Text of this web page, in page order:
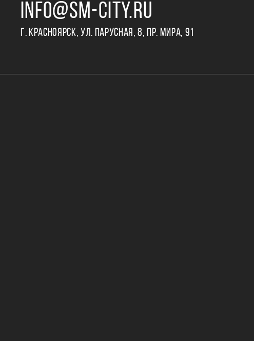
INFO@SM-CITY.RU
Г. КРАСНОЯРСК, УЛ. ПАРУСНАЯ, 8, ПР. МИРА, 91